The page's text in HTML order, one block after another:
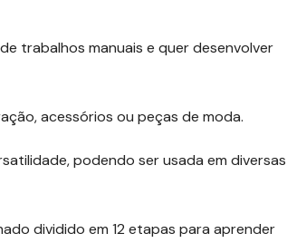
trabalhos manuais e quer desenvolver
acessórios ou peças de moda.
podendo ser usada em diversas
dividido em 12 etapas para aprender